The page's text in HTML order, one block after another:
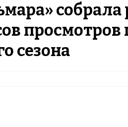
Казахстана
просмотров
сезона